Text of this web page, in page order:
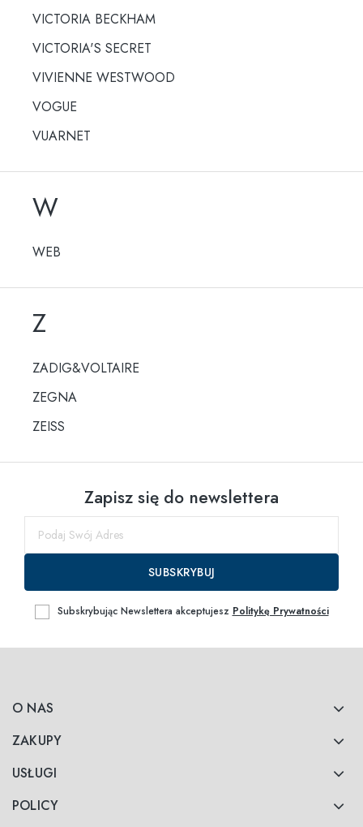
VICTORIA BECKHAM
VICTORIA'S SECRET
VIVIENNE WESTWOOD
VOGUE
VUARNET
W
WEB
Z
ZADIG&VOLTAIRE
ZEGNA
ZEISS
O NAS
ZAKUPY
USŁUGI
POLICY
Zapisz się do newslettera
SUBSKRYBUJ
Subskrybując Newslettera akceptujesz Politykę Prywatności